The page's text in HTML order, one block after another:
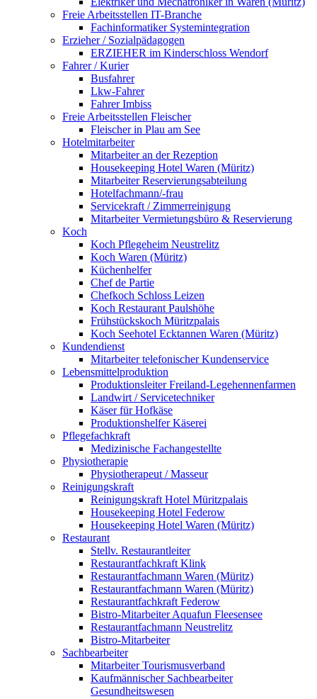
Freie Arbeitsstellen IT-Branche
Fachinformatiker Systemintegration
Erzieher / Sozialpädagogen
ERZIEHER im Kinderschloss Wendorf
Fahrer / Kurier
Busfahrer
Lkw-Fahrer
Fahrer Imbiss
Freie Arbeitsstellen Fleischer
Fleischer in Plau am See
Hotelmitarbeiter
Mitarbeiter an der Rezeption
Housekeeping Hotel Waren (Müritz)
Mitarbeiter Reservierungsabteilung
Hotelfachmann/-frau
Servicekraft / Zimmerreinigung
Mitarbeiter Vermietungsbüro & Reservierung
Koch
Koch Pflegeheim Neustrelitz
Koch Waren (Müritz)
Küchenhelfer
Chef de Partie
Chefkoch Schloss Leizen
Koch Restaurant Paulshöhe
Frühstückskoch Müritzpalais
Koch Seehotel Ecktannen Waren (Müritz)
Kundendienst
Mitarbeiter telefonischer Kundenservice
Lebensmittelproduktion
Produktionsleiter Freiland-Legehennenfarmen
Landwirt / Servicetechniker
Käser für Hofkäse
Produktionshelfer Käserei
Pflegefachkraft
Medizinische Fachangestellte
Physiotherapie
Physiotherapeut / Masseur
Reinigungskraft
Reinigungskraft Hotel Müritzpalais
Housekeeping Hotel Federow
Housekeeping Hotel Waren (Müritz)
Restaurant
Stellv. Restaurantleiter
Restaurantfachkraft Klink
Restaurantfachmann Waren (Müritz)
Restaurantfachmann Waren (Müritz)
Restaurantfachkraft Federow
Bistro-Mitarbeiter Aquafun Fleesensee
Restaurantfachmann Neustrelitz
Bistro-Mitarbeiter
Sachbearbeiter
Mitarbeiter Tourismusverband
Kaufmännischer Sachbearbeiter
Gesundheitswesen